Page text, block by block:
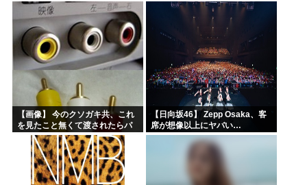
録レポ】 ｗｗｗｗ
【画像】 今のクソガキ共、これ
を見たこと無くて渡されたらパ
ニクるらしいｗｗｗｗｗｗｗｗ
ｗｗｗｗｗ
【日向坂46】 Zepp Osaka、客
席が想像以上にヤバい…